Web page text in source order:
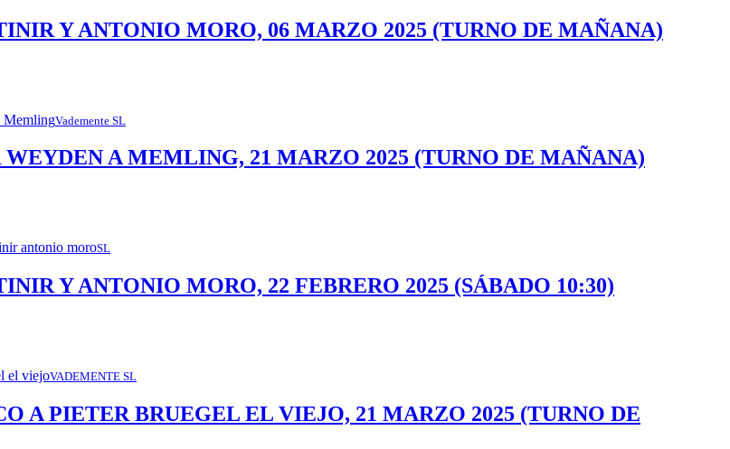
Y ANTONIO MORO, 06 MARZO 2025 (TURNO DE MAÑANA)
Vademente SL
A MEMLING, 21 MARZO 2025 (TURNO DE MAÑANA)
SL
Y ANTONIO MORO, 22 FEBRERO 2025 (SÁBADO 10:30)
VADEMENTE SL
A PIETER BRUEGEL EL VIEJO, 21 MARZO 2025 (TURNO DE